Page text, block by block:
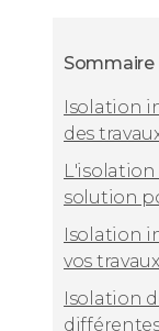
Sommaire
Isolation
des
solution
Isolation
vos
Isolation